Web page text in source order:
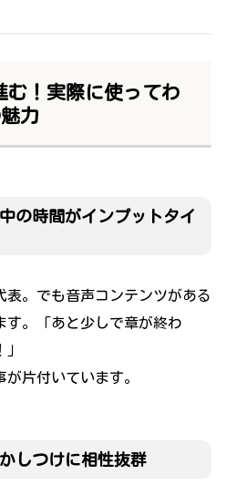
む！実際に使ってわ
力
の時間がインプットタイ
表。でも音声コンテンツがある
す。「あと少しで章が終わ
片付いています。
しつけに相性抜群